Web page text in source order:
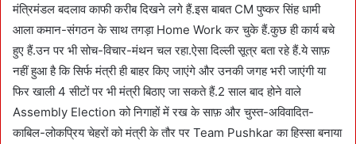
मंत्रिमंडल बदलाव काफी करीब दिखने लगे हैं.इस बाबत CM पुष्कर सिंह धामी
आला कमान-संगठन के साथ तगड़ा Home Work कर चुके हैं.कुछ ही कार्य बचे
हुए हैं.उन पर भी सोच-विचार-मंथन चल रहा.ऐसा दिल्ली सूत्र बता रहे हैं.ये साफ़
नहीं हुआ है कि सिर्फ मंत्री ही बाहर किए जाएंगे और उनकी जगह भरी जाएंगी या
फिर खाली 4 सीटों पर भी मंत्री बिठाए जा सकते हैं.2 साल बाद होने वाले
Assembly Election को निगाहों में रख के साफ़ और चुस्त-अविवादित-
काबिल-लोकप्रिय चेहरों को मंत्री के तौर पर Team Pushkar का हिस्सा बनाया